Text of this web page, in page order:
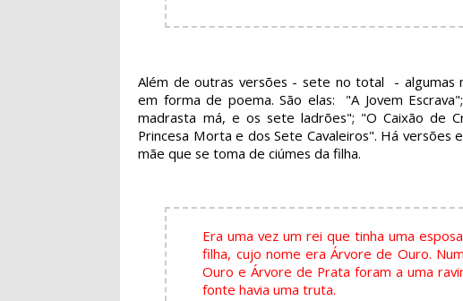
Além de outras versões - sete no total - algumas
em forma de poema. São elas: "A Jovem
madrasta má, e os sete ladrões"; "O Caixão de
Princesa Morta e dos Sete Cavaleiros". Há versões
mãe que se toma de ciúmes da filha.
Era uma vez um rei que tinha uma
filha, cujo nome era Árvore de Ouro.
Ouro e Árvore de Prata foram a uma
fonte havia uma truta.